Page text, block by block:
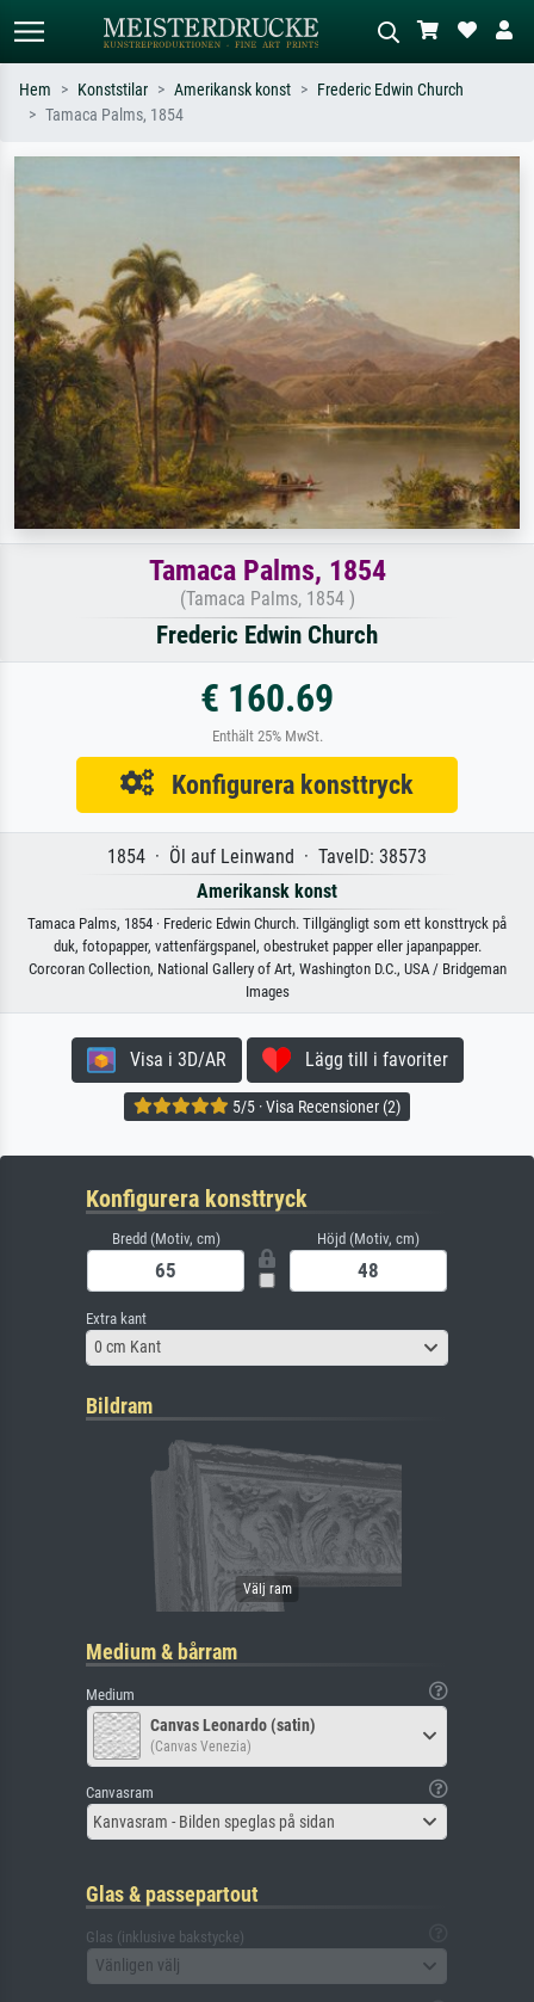
Sök efter konstnär, titel eller stil –
impressionism, Hokusai-våg, naken.
Beskriv scenen – t.ex. grön äng,
abstrakt med mycket rött, mörk
oljemålning, stående naken bredvid ett
Hem Konststilar Amerikansk konst
Frederic Edwin Church
Tamaca Palms, 1854
Tamaca Palms, 1854
(Tamaca Palms, 1854 )
Frederic Edwin Church
€ 160.69
Enthält 25% MwSt.
Konfigurera konsttryck
1854 · Öl auf Leinwand · TavelD: 38573
Amerikansk konst
Tamaca Palms, 1854 · Frederic Edwin Church. Tillgängligt som ett konsttryck på
duk, fotopapper, vattenfärgspanel, obestruket papper eller japanpapper.
Corcoran Collection, National Gallery of Art, Washington D.C., USA / Bridgeman
Images
Visa i 3D/AR Lägg till i favoriter
5/5 · Visa Recensioner (2)
Konfigurera konsttryck
Bredd (Motiv, cm) Höjd (Motiv, cm)
Extra kant
0 cm Kant
Bildram
Medium & bårram
Medium
Canvas Leonardo (satin)
(Canvas Venezia)
Canvasram
Kanvasram - Bilden speglas på sidan
Glas & passepartout
Glas (inklusive bakstycke)
Vänligen välj